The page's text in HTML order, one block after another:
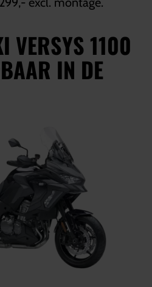
VERSYS 1100
IN DE